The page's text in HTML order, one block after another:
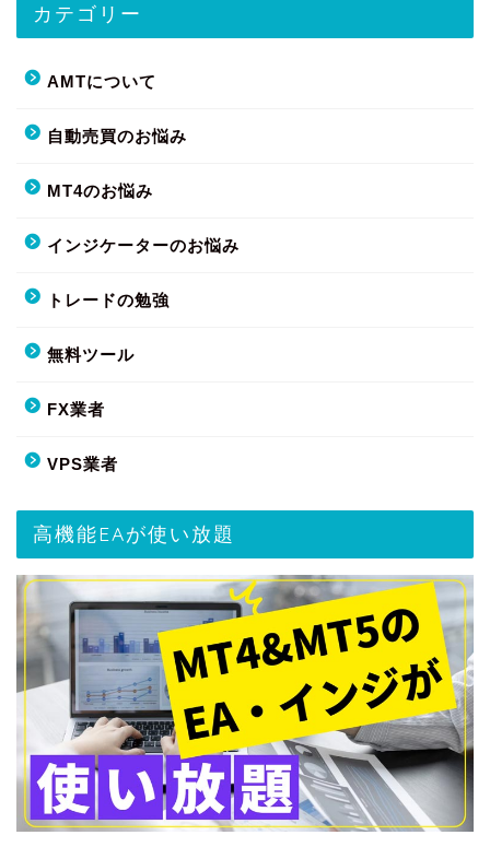
カテゴリー
AMTについて
自動売買のお悩み
MT4のお悩み
インジケーターのお悩み
トレードの勉強
無料ツール
FX業者
VPS業者
高機能EAが使い放題